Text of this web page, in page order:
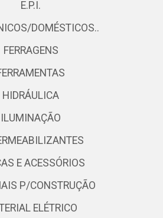
E.P.I.
DOMÉSTICOS..
FERRAGENS
HIDRÁULICA
ILUMINAÇÃO
E ACESSÓRIOS
P/CONSTRUÇÃO
ELÉTRICO